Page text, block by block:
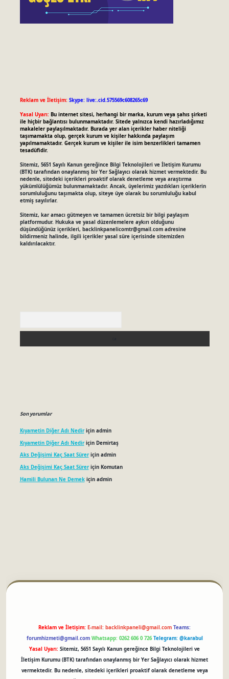
Reklam ve İletişim: Skype: live:.cid.575569c608265c69
Yasal Uyarı: Bu internet sitesi, herhangi bir marka, kurum veya şahıs şirketi
ile hiçbir bağlantısı bulunmamaktadır. Sitede yalnızca kendi hazırladığımız
makaleler paylaşılmaktadır. Burada yer alan içerikler haber niteliği
taşımamakta olup, gerçek kurum ve kişiler hakkında paylaşım
yapılmamaktadır. Gerçek kurum ve kişiler ile isim benzerlikleri tamamen
tesadüfidir.
Sitemiz, 5651 Sayılı Kanun gereğince Bilgi Teknolojileri ve İletişim Kurumu
(BTK) tarafından onaylanmış bir Yer Sağlayıcı olarak hizmet vermektedir. Bu
nedenle, sitedeki içerikleri proaktif olarak denetleme veya araştırma
yükümlülüğümüz bulunmamaktadır. Ancak, üyelerimiz yazdıkları içeriklerin
sorumluluğunu taşımakta olup, siteye üye olarak bu sorumluluğu kabul
etmiş sayılırlar.
Sitemiz, kar amacı gütmeyen ve tamamen ücretsiz bir bilgi paylaşım
platformudur. Hukuka ve yasal düzenlemelere aykırı olduğunu
düşündüğünüz içerikleri, backlinkpanelicomtr@gmail.comadresine
bildirmeniz halinde, ilgili içerikler yasal süre içerisinde sitemizden
kaldırılacaktır.
Son yorumlar
Kıyametin Diğer Adı Nediriçin admin
Kıyametin Diğer Adı Nediriçin Demirtaş
Aks Değişimi Kaç Saat Süreriçin admin
Aks Değişimi Kaç Saat Süreriçin Komutan
Hamili Bulunan Ne Demekiçin admin
Reklam ve İletişim: E-mail: backlinkpaneli@gmail.com Teams:
forumhizmeti@gmail.com Whatsapp: 0262 606 0 726 Telegram: @karabul
Yasal Uyarı: Sitemiz, 5651 Sayılı Kanun gereğince Bilgi Teknolojileri ve
İletişim Kurumu (BTK) tarafından onaylanmış bir Yer Sağlayıcı olarak hizmet
vermektedir. Bu nedenle, sitedeki içerikleri proaktif olarak denetleme veya